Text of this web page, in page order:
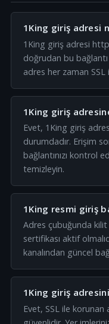
1King giriş adresi
1King giriş adresi
doğrudan bu
adres her zaman SSL
1King giriş
Evet, 1King giriş
durumdadır. Erişim
bağlantınızı kontrol
temizleyin.
1King resmi giriş
Adres çubuğunda
sertifikası aktif
kanalından güncel
1King giriş
Evet, SSL ile korunan